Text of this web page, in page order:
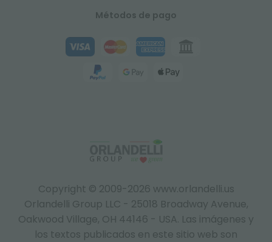
Copyright © 2009-2026 www.orlandelli.us
Orlandelli Group LLC - 25018 Broadway Avenue,
Oakwood Village, OH 44146 - USA. Las imágenes y
los textos publicados en este sitio web son
Métodos de pago